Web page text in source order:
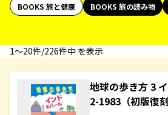
BOOKS 旅と健康
BOOKS 旅の読み物
1〜20件/226件中 を表示
地球の歩き方 3
2-1983（初版復刻